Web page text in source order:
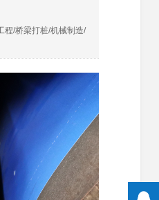
程/桥梁打桩/机械制造/